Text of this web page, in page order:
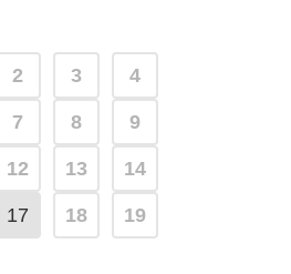
2 3 4
7 8 9
12 13 14
17 18 19